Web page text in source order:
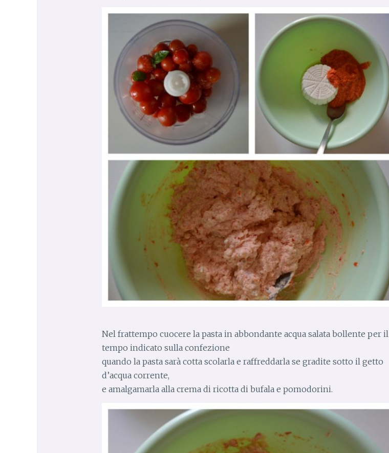
Nel frattempo cuocere la pasta in abbondante acqua salata bollente per il
tempo indicato sulla confezione
quando la pasta sarà cotta scolarla e raffreddarla se gradite sotto il getto
d’acqua corrente,
e amalgamarla alla crema di ricotta di bufala e pomodorini.